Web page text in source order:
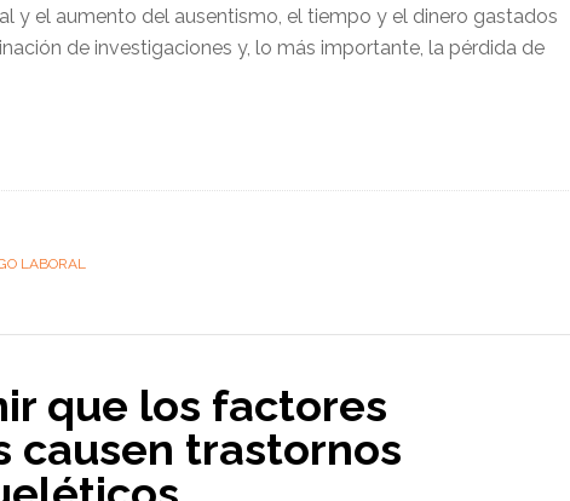
y el aumento del ausentismo, el tiempo y el dinero gastados
de investigaciones y, lo más importante, la pérdida de
LABORAL
que los factores
causen trastornos